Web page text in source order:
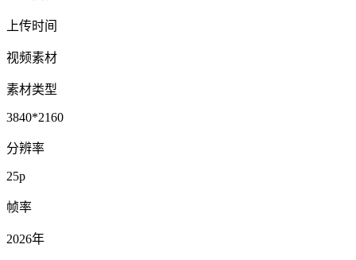
上传时间
视频素材
素材类型
3840*2160
分辨率
25p
帧率
2026年